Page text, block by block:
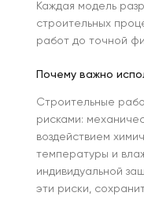
Каждая модель
строительных
работ до точной
Почему важно
Строительные
рисками:
воздействием
температуры и
индивидуальной
эти риски,